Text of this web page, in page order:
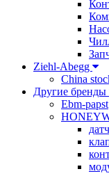
Ziehl-Abegg
China
Другие бренды
Ebm-papst